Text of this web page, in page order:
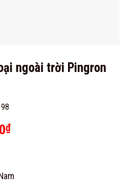
ngoài trời Pingron
₫Current